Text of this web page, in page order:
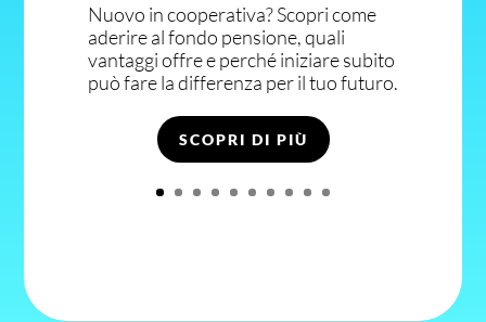
Nuovo in cooperativa? Scopri come
aderire al fondo pensione, quali
vantaggi offre e perché iniziare subito
può fare la differenza per il tuo futuro.
SCOPRI DI PIÙ